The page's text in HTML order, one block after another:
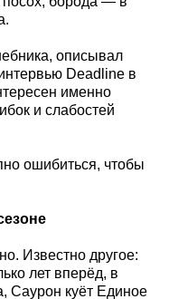
описывал
Deadline в
именно
и слабостей
ошибиться, чтобы
Известно другое:
лет вперёд, в
Саурон куёт Единое